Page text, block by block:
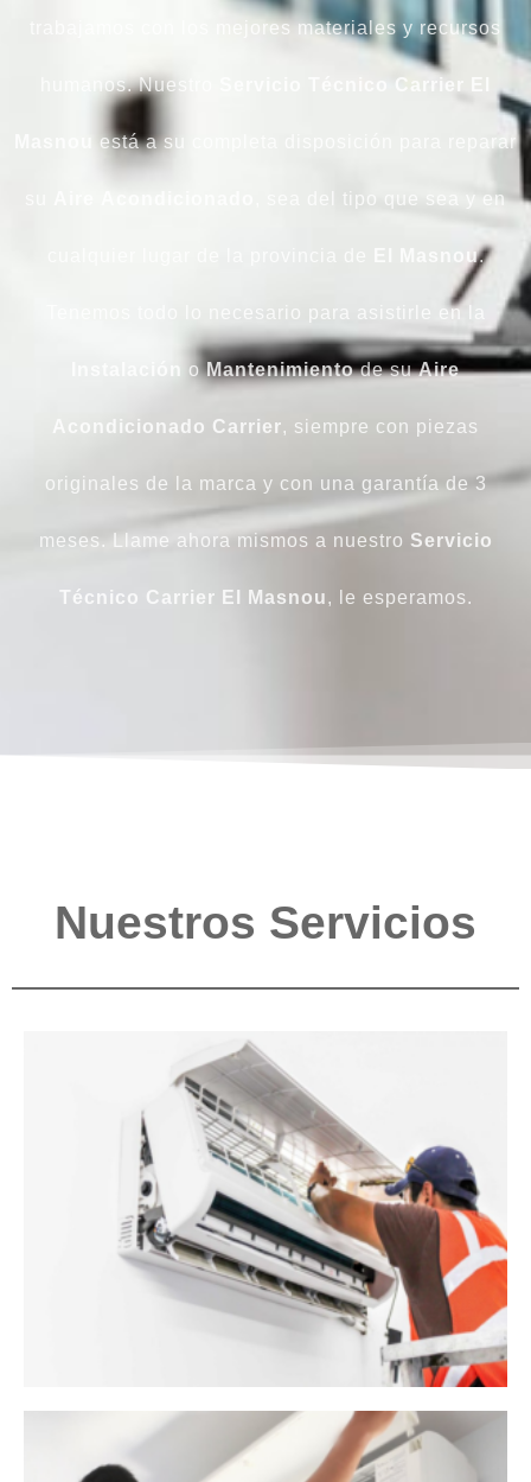
trabajamos con los mejores materiales y recursos
humanos. Nuestro Servicio Técnico Carrier El
está a su completa disposición para reparar
, sea del tipo que sea y en
El Masnou.
Tenemos todo lo necesario para asistirle en la
oMantenimientode suAire
Acondicionado Carrier, siempre con piezas
originales de la marca y con una garantía de 3
meses. Llame ahora mismos a nuestro Servicio
Técnico Carrier El Masnou, le esperamos.
Nuestros Servicios